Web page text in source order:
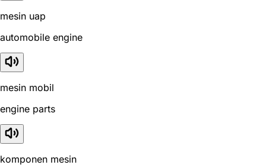
mesin uap
automobile engine
mesin mobil
engine parts
komponen mesin